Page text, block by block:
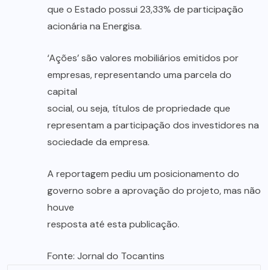
que o Estado possui 23,33% de participação
acionária na Energisa.
‘Ações’ são valores mobiliários emitidos por
empresas, representando uma parcela do
capital
social, ou seja, títulos de propriedade que
representam a participação dos investidores na
sociedade da empresa.
A reportagem pediu um posicionamento do
governo sobre a aprovação do projeto, mas não
houve
resposta até esta publicação.
Fonte: Jornal do Tocantins